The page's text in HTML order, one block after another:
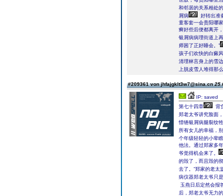
和邻居的关系相处
屑病
好转出准
童客套一会贵阳哪
癣好些后便都离开
银屑病病理街道上
师困了正好睡会。”
孩子们欢快的白癜
清理林言身上的雪
上脱皮雪人堆得那
#209361 von jhfajgklt3w7@sina.cn
IP: saved
第七十四章
背
郑老太爷讲究脸面
惜牺银屑病腿裂纹
所有女儿的幸福，
个年级轻轻的小辈
他法。通过郑家多
爷觉得机会来了。
的毁了，而且毁的
去了。”郑家的老太
病仪器郑老太爷只
玉燕日后定然会报
后，郑老太爷无力